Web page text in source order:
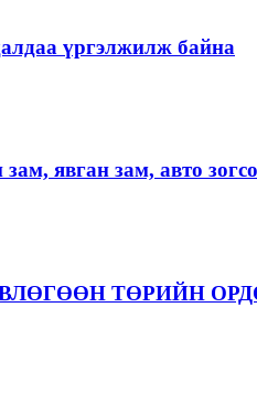
үргэлжилж байна
явган зам, авто
ТӨРИЙН